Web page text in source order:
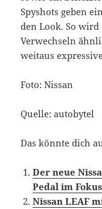
Spyshots geben
den Look. So
Verwechseln
weitaus
Foto: Nissan
Quelle: autobytel
Das könnte dich
Der neue
Pedal im Fokus
Nissan LEAF